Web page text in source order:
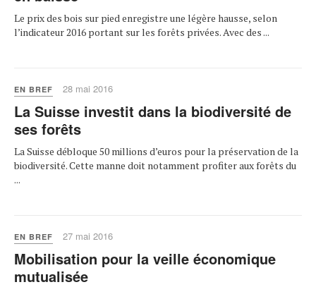
Le prix des bois sur pied enregistre une légère hausse, selon
l’indicateur 2016 portant sur les forêts privées. Avec des ...
EN BREF 28 mai 2016
La Suisse investit dans la biodiversité de
ses forêts
La Suisse débloque 50 millions d’euros pour la préservation de la
biodiversité. Cette manne doit notamment profiter aux forêts du
...
EN BREF 27 mai 2016
Mobilisation pour la veille économique
mutualisée